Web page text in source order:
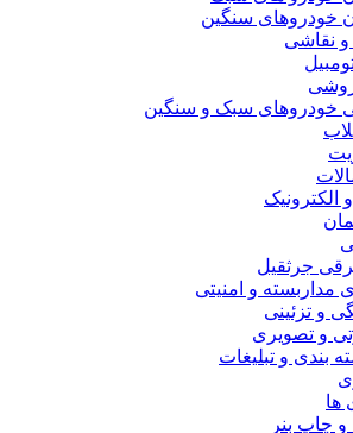
خودروهای سنگین
نقاشی
خودروهای سبک و سنگین
الکترونیک
جرثقیل
مداربسته و امنیتی
و تزئینی
و تصویری
بندی و تبلیغات
ها
و چاپ بنر